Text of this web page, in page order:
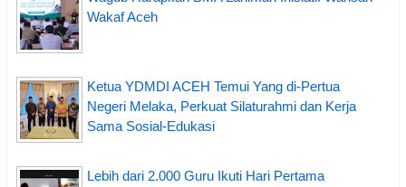
Wakaf Aceh
Ketua YDMDI ACEH Temui Yang di-Pertua
Negeri Melaka, Perkuat Silaturahmi dan Kerja
Sama Sosial-Edukasi
Lebih dari 2.000 Guru Ikuti Hari Pertama